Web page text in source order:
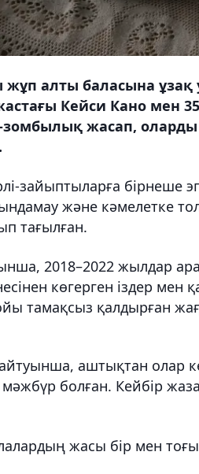
алты баласына ұзақ
Кейси Кано мен
зомбылық жасап,
зайыптыларға бірнеше
және кәмелетке
тағылған.
2018–2022 жылдар
көгерген іздер мен
тамақсыз қалдырған
аштықтан олар
болған. Кейбір
жасы бір мен